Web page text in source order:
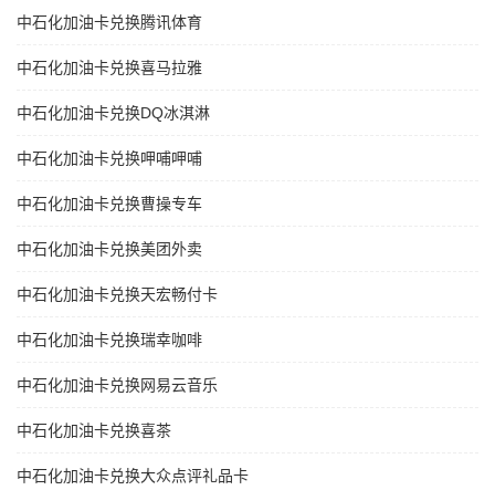
中石化加油卡兑换腾讯体育
中石化加油卡兑换喜马拉雅
中石化加油卡兑换DQ冰淇淋
中石化加油卡兑换呷哺呷哺
中石化加油卡兑换曹操专车
中石化加油卡兑换美团外卖
中石化加油卡兑换天宏畅付卡
中石化加油卡兑换瑞幸咖啡
中石化加油卡兑换网易云音乐
中石化加油卡兑换喜茶
中石化加油卡兑换大众点评礼品卡